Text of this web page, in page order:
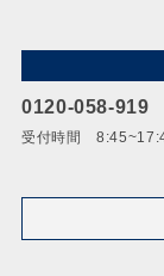
0120-058-919
受付時間